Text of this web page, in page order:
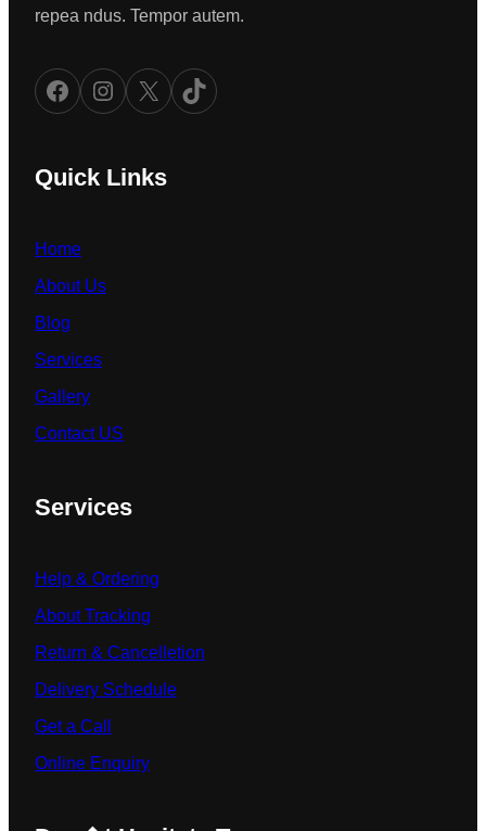
repea ndus. Tempor autem.
Facebook Instagram X TikTok
Quick Links
Home
About Us
Blog
Services
Gallery
Contact US
Services
Help & Ordering
About Tracking
Return & Cancelletion
Delivery Schedule
Get a Call
Online Enquiry